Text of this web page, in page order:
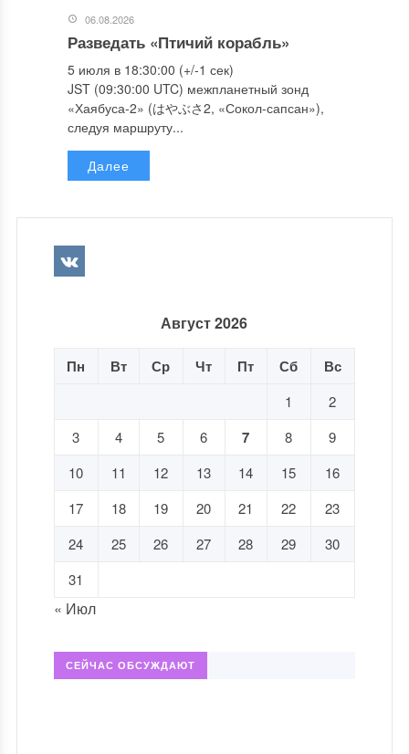
06.08.2026
Разведать «Птичий корабль»
5 июля в 18:30:00 (+/-1 сек)
JST (09:30:00 UTC) межпланетный зонд
«Хаябуса-2» (はやぶさ2, «Сокол-сапсан»),
следуя маршруту...
Далее
Август 2026
Пн Вт Ср Чт Пт Сб Вс
1
2
3
4 5 6 7 8
9
10
11 12 13 14 15
16
17
18 19 20 21 22
23
24
25 26 27 28 29
30
31
« Июл
СЕЙЧАС ОБСУЖДАЮТ